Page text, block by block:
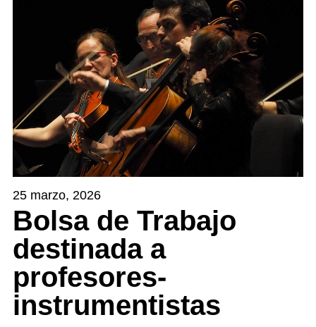
25 marzo, 2026
Bolsa de Trabajo
destinada a
profesores‐
instrumentistas